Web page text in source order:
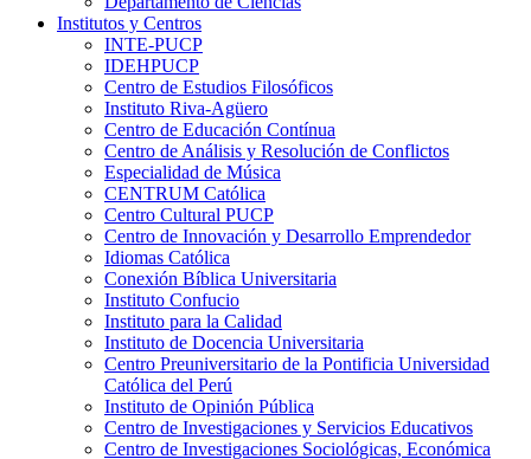
Institutos y Centros
INTE-PUCP
IDEHPUCP
Centro de Estudios Filosóficos
Instituto Riva-Agüero
Centro de Educación Contínua
Centro de Análisis y Resolución de Conflictos
Especialidad de Música
CENTRUM Católica
Centro Cultural PUCP
Centro de Innovación y Desarrollo Emprendedor
Idiomas Católica
Conexión Bíblica Universitaria
Instituto Confucio
Instituto para la Calidad
Instituto de Docencia Universitaria
Centro Preuniversitario de la Pontificia Universidad
Católica del Perú
Instituto de Opinión Pública
Centro de Investigaciones y Servicios Educativos
Centro de Investigaciones Sociológicas, Económica